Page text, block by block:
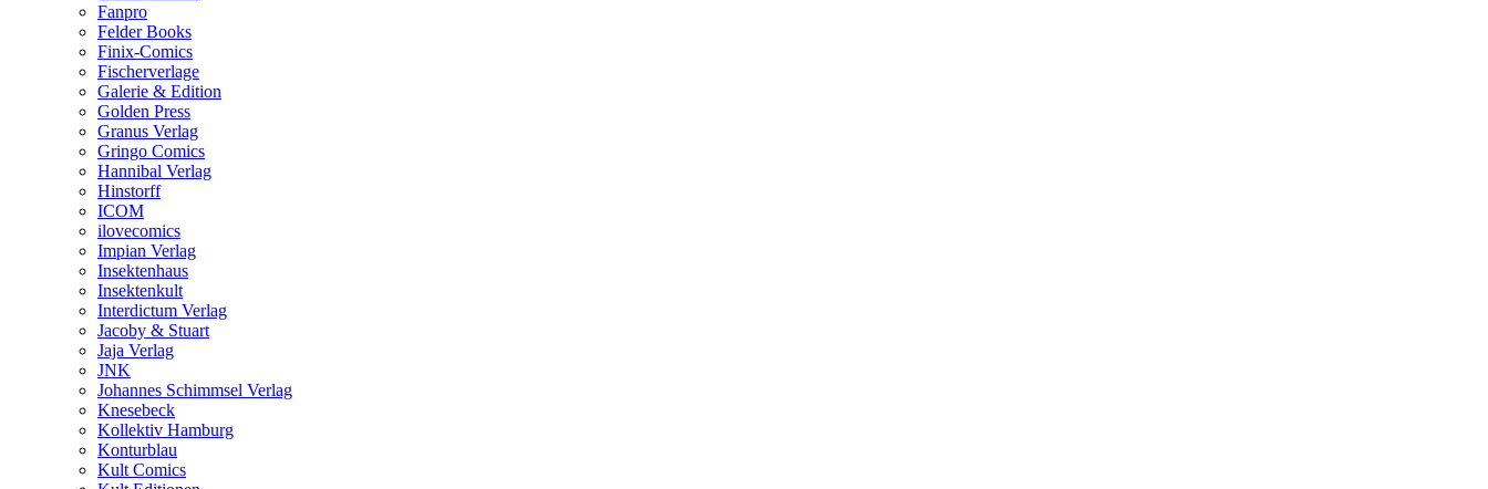
Fanpro
Felder Books
Finix-Comics
Fischerverlage
Galerie & Edition
Golden Press
Granus Verlag
Gringo Comics
Hannibal Verlag
Hinstorff
ICOM
ilovecomics
Impian Verlag
Insektenhaus
Insektenkult
Interdictum Verlag
Jacoby & Stuart
Jaja Verlag
JNK
Johannes Schimmsel Verlag
Knesebeck
Kollektiv Hamburg
Konturblau
Kult Comics